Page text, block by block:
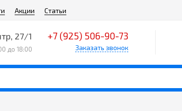
Акции Статьи
27/1
до 18:00
+7 (925) 506-90-73
Заказать звонок